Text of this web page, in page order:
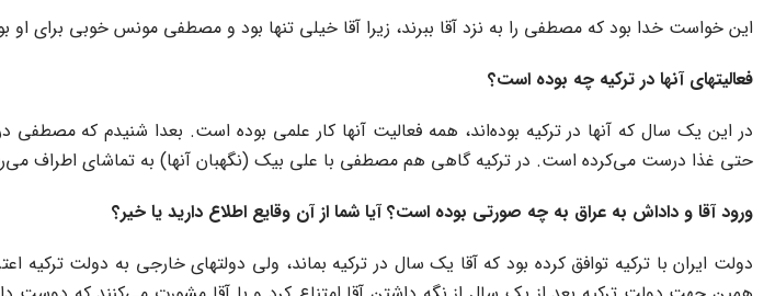
این خواست خدا بود که مصطفی را به نزد آقا ببرند، زیرا آقا خیلی تنها بود و مصطفی مونس خوبی برای او
فعالیتهای آنها در ترکیه چه بوده است؟
در این یک سال که آنها در ترکیه بوده‌اند، همه فعالیت آنها کار علمی بوده است. بعدا شنیدم که
حتی غذا درست می‌کرده است. در ترکیه گاهی هم مصطفی با علی بیک (نگهبان آنها) به تماشای اطراف
ورود آقا و داداش به عراق به چه صورتی بوده است؟ آیا شما از آن وقایع اطلاع دارید یا خیر؟
دولت ایران با ترکیه توافق کرده بود که آقا یک سال در ترکیه بماند، ولی دولتهای خارجی به دولت ترکیه